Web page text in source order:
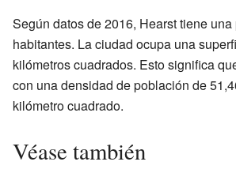
Según datos de 2016, Hearst tiene
habitantes. La ciudad ocupa una
kilómetros cuadrados. Esto significa
con una densidad de población de
kilómetro cuadrado.
Véase también